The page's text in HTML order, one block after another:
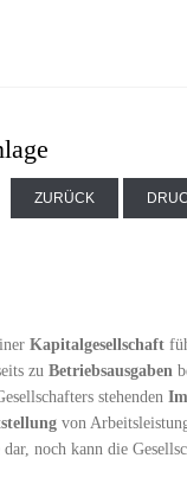
ZURÜCK
Kapitalgesellschaft
zu Betriebsausgaben
stehenden
von
noch kann die